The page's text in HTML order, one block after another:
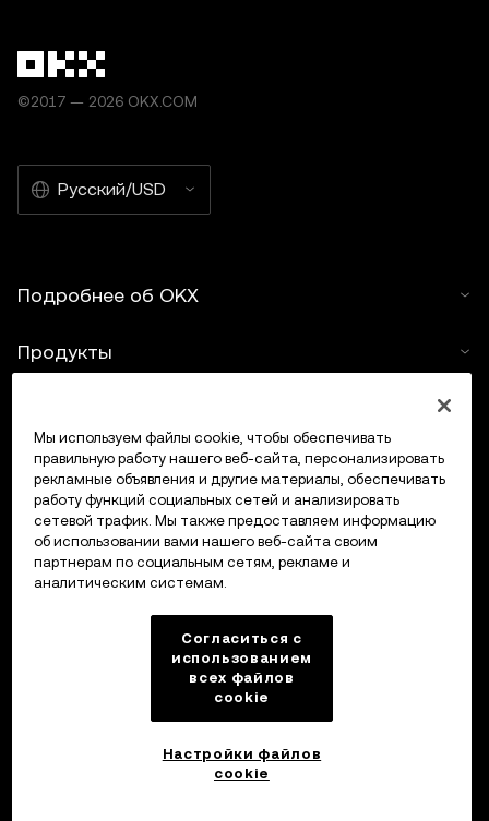
©2017 — 2026 OKX.COM
Русский/USD
Подробнее об OKX
Продукты
Поддержка
Купить крипто
Крипто-калькулятор
Мы используем файлы cookie, чтобы обеспечивать
правильную работу нашего веб-сайта, персонализировать
рекламные объявления и другие материалы, обеспечивать
работу функций социальных сетей и анализировать
сетевой трафик. Мы также предоставляем информацию
об использовании вами нашего веб-сайта своим
партнерам по социальным сетям, рекламе и
аналитическим системам.
Согласиться с
использованием
всех файлов
cookie
Настройки файлов
cookie